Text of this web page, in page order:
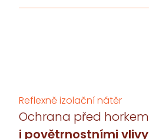
Reflexně izolační nátěr
Ochrana před horkem
i povětrnostními vlivy